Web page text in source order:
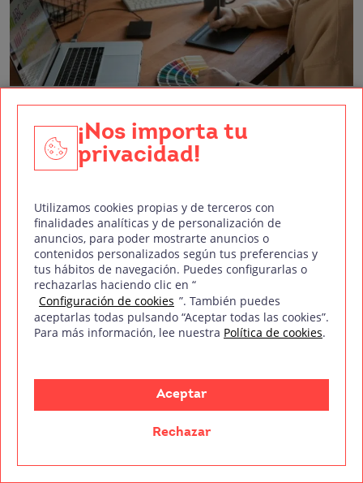
que se encarga, básicamente, de dar forma a
publicaciones, tanto en
Tu pasión es contar historias. La nuestra, ayudarte a
¡Nos importa tu
privacidad!
Utilizamos cookies propias y de terceros con
finalidades analíticas y de personalización de
anuncios, para poder mostrarte anuncios o
contenidos personalizados según tus preferencias y
tus hábitos de navegación. Puedes configurarlas o
rechazarlas haciendo clic en “
Configuración de cookies ”. También puedes
aceptarlas todas pulsando “Aceptar todas las cookies”.
Para más información, lee nuestra Política de cookies.
Aceptar
Rechazar